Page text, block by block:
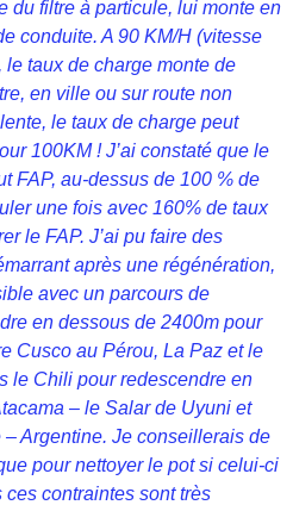
du filtre à particule, lui monte en
conduite. A 90 KM/H (vitesse
le taux de charge monte de
en ville ou sur route non
le taux de charge peut
100KM ! J’ai constaté que le
FAP, au-dessus de 100 % de
une fois avec 160% de taux
le FAP. J’ai pu faire des
après une régénération,
avec un parcours de
en dessous de 2400m pour
Cusco au Pérou, La Paz et le
le Chili pour redescendre en
– le Salar de Uyuni et
Argentine. Je conseillerais de
pour nettoyer le pot si celui-ci
ces contraintes sont très